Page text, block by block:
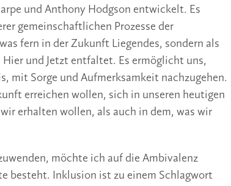
und Anthony Hodgson entwickelt. Es
gemeinschaftlichen Prozesse der
fern in der Zukunft Liegendes, sondern als
und Jetzt entfaltet. Es ermöglicht uns,
mit Sorge und Aufmerksamkeit nachzugehen.
erreichen wollen, sich in unseren heutigen
erhalten wollen, als auch in dem, was wir
möchte ich auf die Ambivalenz
besteht. Inklusion ist zu einem Schlagwort